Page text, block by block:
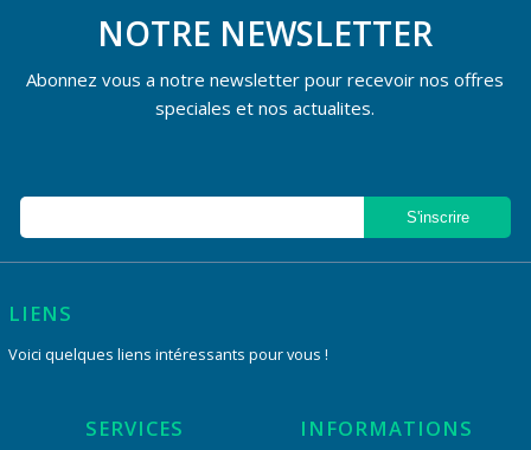
NOTRE NEWSLETTER
Abonnez vous a notre newsletter pour recevoir nos offres
speciales et nos actualites.
LIENS
Voici quelques liens intéressants pour vous !
SERVICES INFORMATIONS